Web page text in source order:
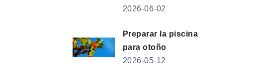
2026-06-02
Preparar la piscina
para otoño
2026-05-12